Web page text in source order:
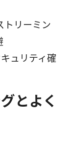
トリーミン
ュリティ確
とよく